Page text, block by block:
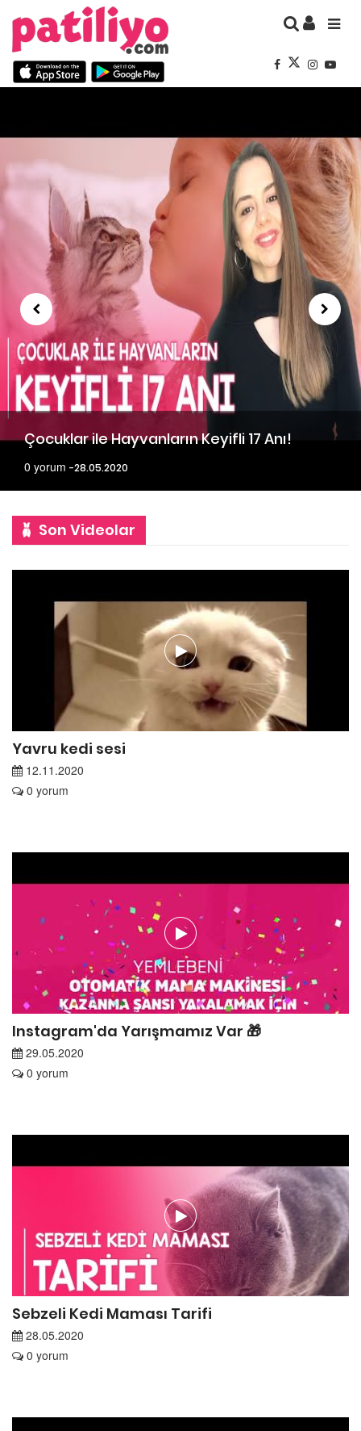
Çocuklar ile Hayvanların Keyifli 17 Anı!
0 yorum 28.05.2020
Son Videolar
Yavru kedi sesi
12.11.2020
0 yorum
Instagram'da Yarışmamız Var 🎁
29.05.2020
0 yorum
Sebzeli Kedi Maması Tarifi
28.05.2020
0 yorum